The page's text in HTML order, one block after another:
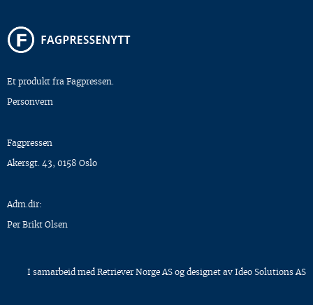
Et produkt fra Fagpressen.
Personvern
Fagpressen
Akersgt. 43, 0158 Oslo
Adm.dir:
Per Brikt Olsen
I samarbeid med Retriever Norge AS og designet av Ideo Solutions AS